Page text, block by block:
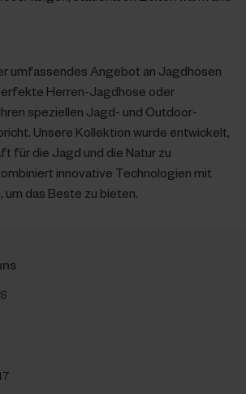
umfassendes Angebot an Jagdhosen
Herren-Jagdhose oder
speziellen Jagd- und Outdoor-
Unsere Kollektion wurde entwickelt,
für die Jagd und die Natur zu
innovative Technologien mit
um das Beste zu bieten.